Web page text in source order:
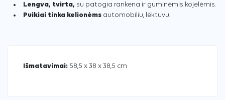
Lengva, tvirta, su patogia rankena ir guminėmis kojelėmis.
Puikiai tinka kelionėms automobiliu, lėktuvu.
Išmatavimai: 58,5 x 38 x 38,5 cm